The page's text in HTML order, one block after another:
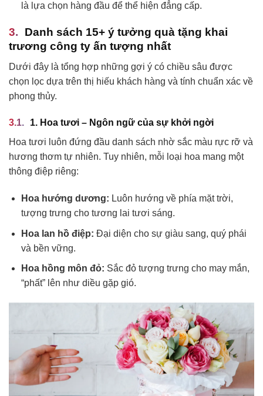
là lựa chọn hàng đầu để thể hiện đẳng cấp.
Danh sách 15+ ý tưởng quà tặng khai
trương công ty ấn tượng nhất
Dưới đây là tổng hợp những gợi ý có chiều sâu được
chọn lọc dựa trên thị hiếu khách hàng và tính chuẩn xác về
phong thủy.
1. Hoa tươi – Ngôn ngữ của sự khởi ngời
Hoa tươi luôn đứng đầu danh sách nhờ sắc màu rực rỡ và
hương thơm tự nhiên. Tuy nhiên, mỗi loại hoa mang một
thông điệp riêng:
Hoa hướng dương: Luôn hướng về phía mặt trời,
tượng trưng cho tương lai tươi sáng.
Hoa lan hồ điệp: Đại diện cho sự giàu sang, quý phái
và bền vững.
Hoa hồng môn đỏ: Sắc đỏ tượng trưng cho may mắn,
“phất” lên như diều gặp gió.